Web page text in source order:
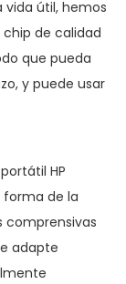
útil, hemos
de calidad
que pueda
y puede usar
HP
de la
comprensivas
adapte